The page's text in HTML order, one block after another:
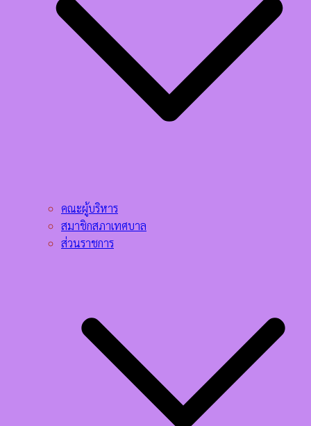
คณะผู้บริหาร
สมาชิกสภาเทศบาล
ส่วนราชการ